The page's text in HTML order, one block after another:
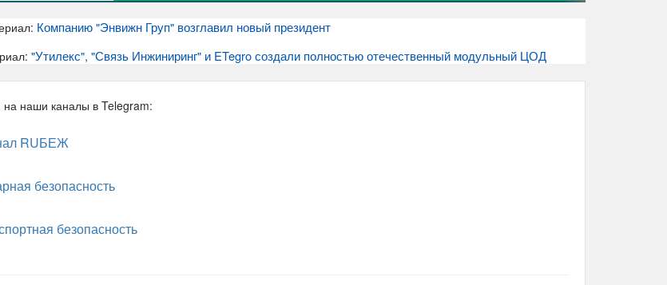
Компанию "Энвижн Груп" возглавил новый президент
"Утилекс", "Связь Инжиниринг" и ETegro создали полностью отечественный модульный ЦОД
наши каналы в Telegram:
RUБЕЖ
безопасность
безопасность